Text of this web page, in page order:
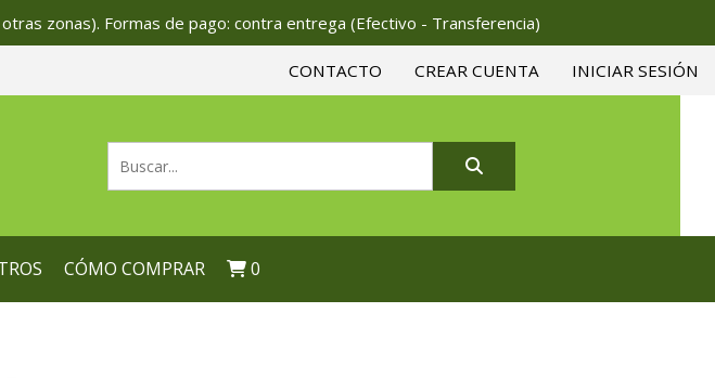
zonas). Formas de pago: contra entrega (Efectivo - Transferencia)
CONTACTO CREAR CUENTA INICIAR SESIÓN
CÓMO COMPRAR 0